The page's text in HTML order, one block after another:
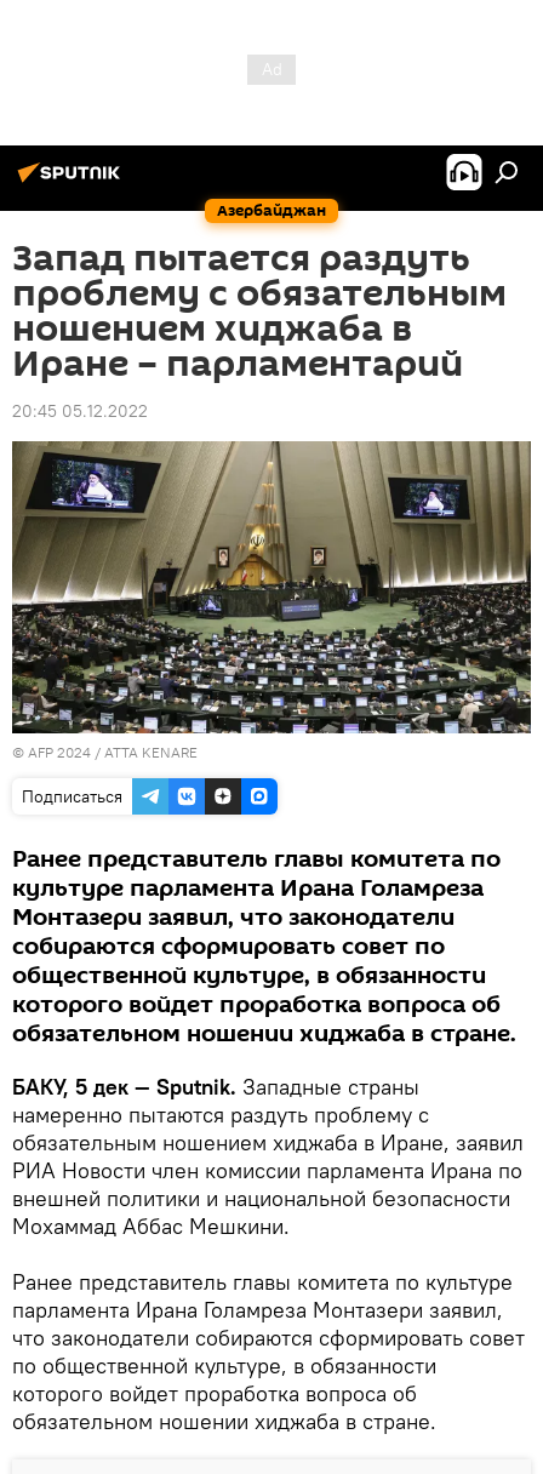
Азербайджан
Запад пытается раздуть
проблему с обязательным
ношением хиджаба в
Иране – парламентарий
20:45 05.12.2022
© AFP 2024 / ATTA KENARE
Подписаться
Ранее представитель главы комитета по
культуре парламента Ирана Голамреза
Монтазери заявил, что законодатели
собираются сформировать совет по
общественной культуре, в обязанности
которого войдет проработка вопроса об
обязательном ношении хиджаба в стране.
БАКУ, 5 дек — Sputnik. Западные страны
намеренно пытаются раздуть проблему с
обязательным ношением хиджаба в Иране, заявил
РИА Новости член комиссии парламента Ирана по
внешней политики и национальной безопасности
Мохаммад Аббас Мешкини.
Ранее представитель главы комитета по культуре
парламента Ирана Голамреза Монтазери заявил,
что законодатели собираются сформировать совет
по общественной культуре, в обязанности
которого войдет проработка вопроса об
обязательном ношении хиджаба в стране.